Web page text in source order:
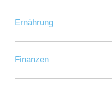
Ernährung
Finanzen